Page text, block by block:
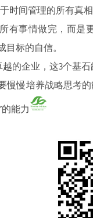
时间管理的所有真
有事情做完，而是
标的自信。
的企业，这3个基
慢慢培养战略思考
能力